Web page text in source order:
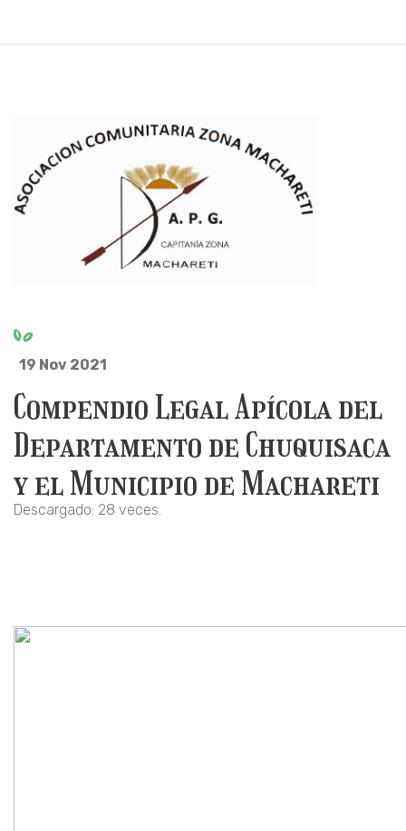
19 Nov 2021
Compendio Legal Apícola del
Departamento de Chuquisaca
y el Municipio de Machareti
Descargado: 28 veces.